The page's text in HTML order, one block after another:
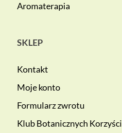
Aromaterapia
SKLEP
Kontakt
Moje konto
Formularz zwrotu
Klub Botanicznych Korzyści